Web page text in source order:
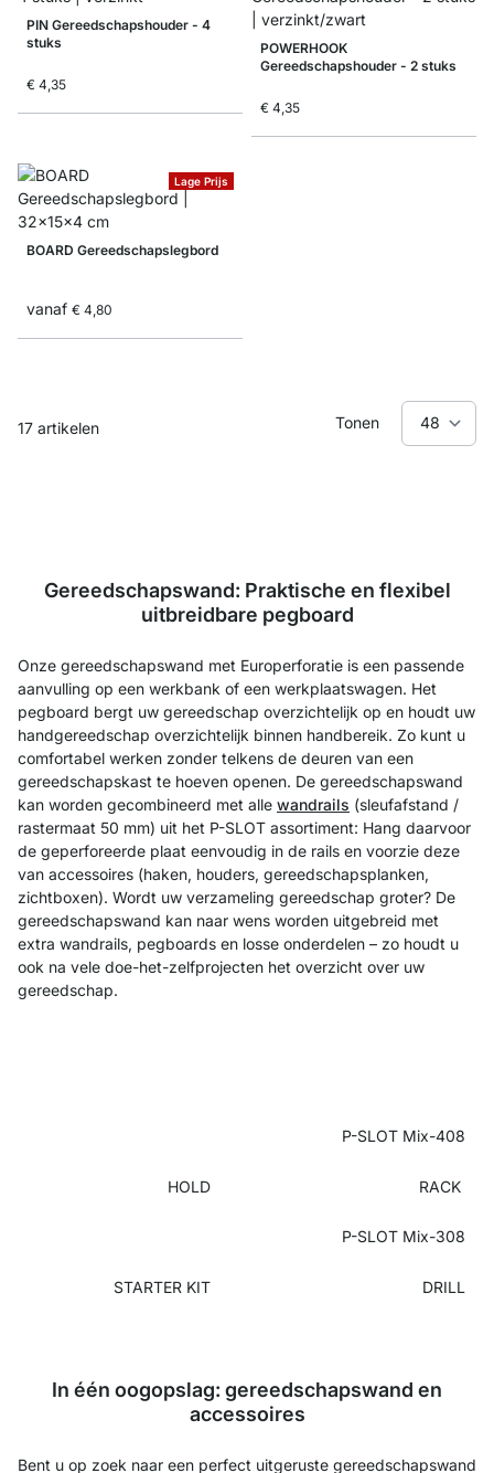
PIN Gereedschapshouder - 4
stuks
€ 4,35
POWERHOOK
Gereedschapshouder - 2 stuks
€ 4,35
Lage Prijs
BOARD Gereedschapslegbord
vanaf € 4,80
17 artikelen Tonen
Gereedschapswand: Praktische en flexibel
uitbreidbare pegboard
Onze gereedschapswand met Europerforatie is een passende
aanvulling op een werkbank of een werkplaatswagen. Het
pegboard bergt uw gereedschap overzichtelijk op en houdt uw
handgereedschap overzichtelijk binnen handbereik. Zo kunt u
comfortabel werken zonder telkens de deuren van een
gereedschapskast te hoeven openen. De gereedschapswand
kan worden gecombineerd met alle wandrails (sleufafstand /
rastermaat 50 mm) uit het P-SLOT assortiment: Hang daarvoor
de geperforeerde plaat eenvoudig in de rails en voorzie deze
van accessoires (haken, houders, gereedschapsplanken,
zichtboxen). Wordt uw verzameling gereedschap groter? De
gereedschapswand kan naar wens worden uitgebreid met
extra wandrails, pegboards en losse onderdelen – zo houdt u
ook na vele doe-het-zelfprojecten het overzicht over uw
gereedschap.
P-SLOT Mix-408
HOLD RACK
P-SLOT Mix-308
STARTER KIT DRILL
In één oogopslag: gereedschapswand en
accessoires
Bent u op zoek naar een perfect uitgeruste gereedschapswand